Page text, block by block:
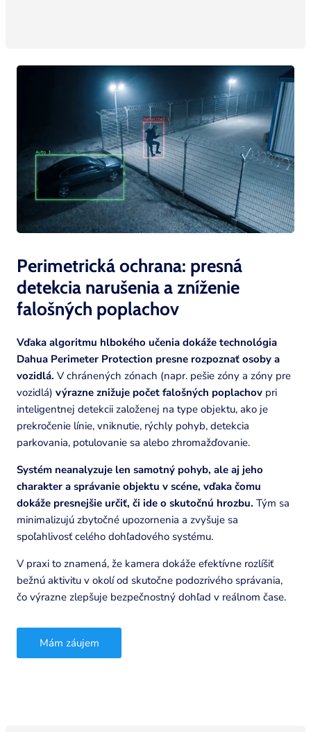
Perimetrická ochrana: presná
detekcia narušenia a zníženie
falošných poplachov
Vďaka algoritmu hlbokého učenia dokáže technológia
Dahua Perimeter Protection presne rozpoznať osoby a
vozidlá. V chránených zónach (napr. pešie zóny a zóny pre
vozidlá) výrazne znižuje počet falošných poplachov pri
inteligentnej detekcii založenej na type objektu, ako je
prekročenie línie, vniknutie, rýchly pohyb, detekcia
parkovania, potulovanie sa alebo zhromažďovanie.
Systém neanalyzuje len samotný pohyb, ale aj jeho
charakter a správanie objektu v scéne, vďaka čomu
dokáže presnejšie určiť, či ide o skutočnú hrozbu. Tým sa
minimalizujú zbytočné upozornenia a zvyšuje sa
spoľahlivosť celého dohľadového systému.
V praxi to znamená, že kamera dokáže efektívne rozlíšiť
bežnú aktivitu v okolí od skutočne podozrivého správania,
čo výrazne zlepšuje bezpečnostný dohľad v reálnom čase.
Mám záujem